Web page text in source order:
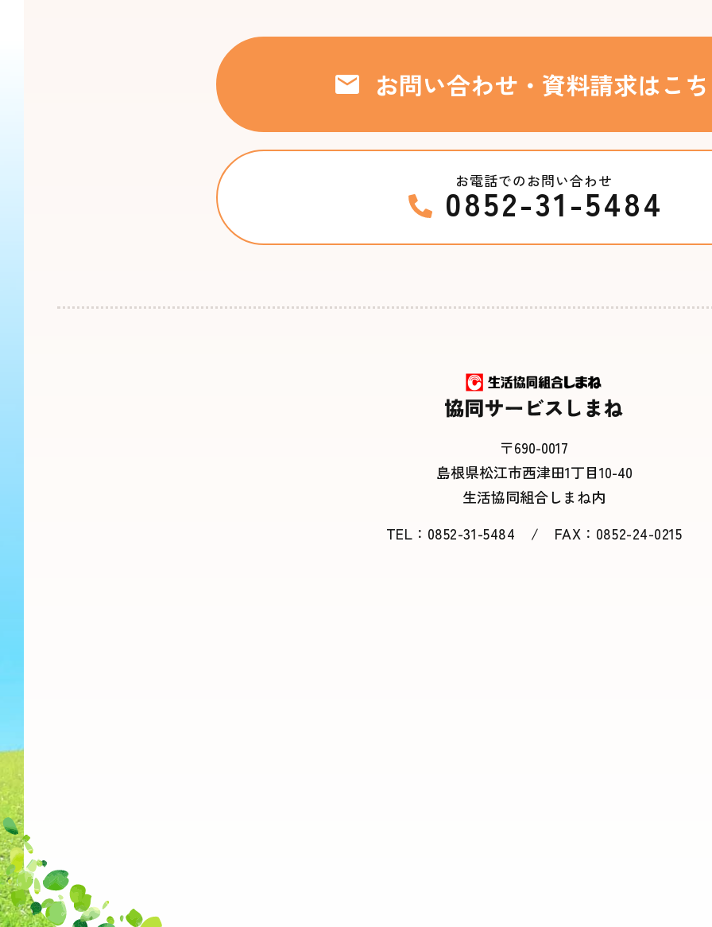
お問い合わせ・ 資料請求はこ
お電話でのお問い合わせ
0852-31-5484
〒690-0017
島根県松江市西津田1丁目10-40
生活協同組合しまね内
TEL： 0852-31-5484 / FAX：0852-24-0215